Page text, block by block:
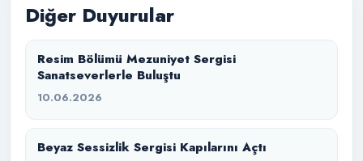
Diğer Duyurular
Resim Bölümü Mezuniyet Sergisi
Sanatseverlerle Buluştu
10.06.2026
Beyaz Sessizlik Sergisi Kapılarını Açtı